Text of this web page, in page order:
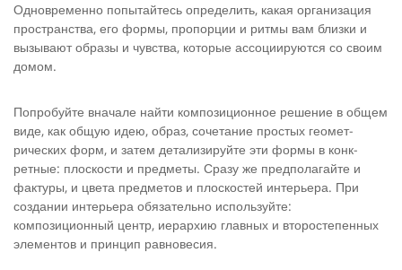
Одновременно попытайтесь определить, какая организация
пространства, его формы, пропорции и ритмы вам близки и
вызывают образы и чувства, которые ассоциируются со своим
домом.
Попробуйте вначале найти композиционное решение в об­щем
виде, как общую идею, образ, сочетание простых геомет­
рических форм, и затем детализируйте эти формы в конк­
ретные: плоскости и предметы. Сразу же предполагайте и
фактуры, и цвета предметов и плоскостей интерьера. При
созда­нии интерьера обязательно используйте:
композиционный центр, иерархию главных и второстепенных
элементов и прин­цип равновесия.